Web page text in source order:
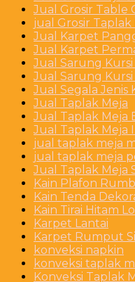
Jual Grosir Table
jual Grosir Taplak
Jual Karpet
Jual Karpet
Jual Sarung
Jual Sarung
Jual Segala Jenis
Jual Taplak Meja
Jual Taplak Meja
Jual Taplak Meja
jual taplak meja
jual taplak meja
Jual Taplak Meja
Kain Plafon
Kain Tenda
Kain Tirai Hitam
Karpet Lantai
Karpet Rumput
konveksi napkin
konveksi taplak
Konveksi Taplak